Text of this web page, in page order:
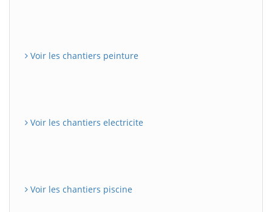
Voir les chantiers peinture
Voir les chantiers electricite
Voir les chantiers piscine